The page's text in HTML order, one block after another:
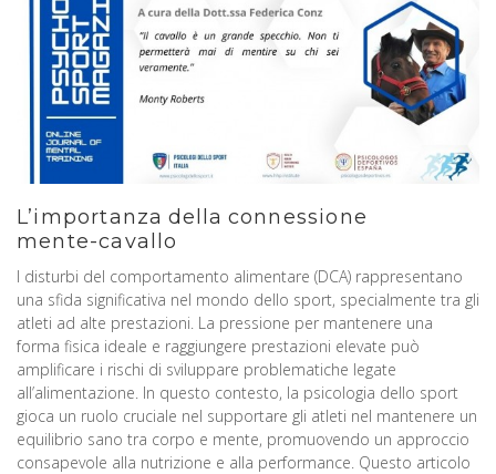
L’importanza della connessione
mente-cavallo
I disturbi del comportamento alimentare (DCA) rappresentano
una sfida significativa nel mondo dello sport, specialmente tra gli
atleti ad alte prestazioni. La pressione per mantenere una
forma fisica ideale e raggiungere prestazioni elevate può
amplificare i rischi di sviluppare problematiche legate
all’alimentazione. In questo contesto, la psicologia dello sport
gioca un ruolo cruciale nel supportare gli atleti nel mantenere un
equilibrio sano tra corpo e mente, promuovendo un approccio
consapevole alla nutrizione e alla performance. Questo articolo